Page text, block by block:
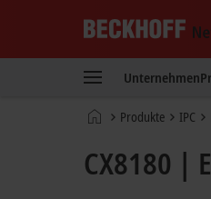
New
Technology
Unternehmen
StartseiteProdukte IPC
CX8180 |